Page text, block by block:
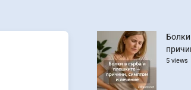
5 views